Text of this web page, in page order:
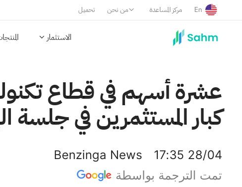
تحميل من نحن مركز المساعدة En
الاستثمار
عشرة أسهم في قطاع
كبار المستثمرين في جلسة
Benzinga News
17:35 28/04
تمت الترجمة بواسطة